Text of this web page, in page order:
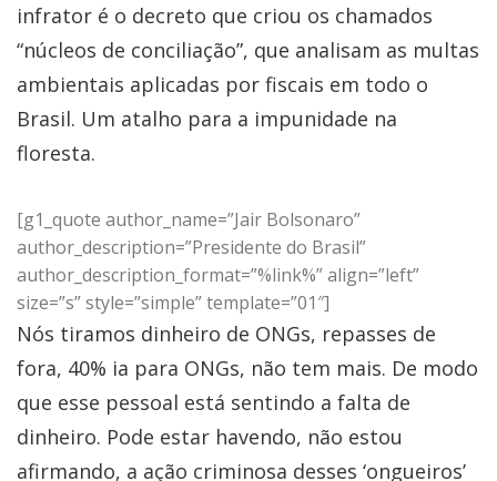
infrator é o decreto que criou os chamados
“núcleos de conciliação”, que analisam as multas
ambientais aplicadas por fiscais em todo o
Brasil. Um atalho para a impunidade na
floresta.
[g1_quote author_name=”Jair Bolsonaro”
author_description=”Presidente do Brasil”
author_description_format=”%link%” align=”left”
size=”s” style=”simple” template=”01″]
Nós tiramos dinheiro de ONGs, repasses de
fora, 40% ia para ONGs, não tem mais. De modo
que esse pessoal está sentindo a falta de
dinheiro. Pode estar havendo, não estou
afirmando, a ação criminosa desses ‘ongueiros’